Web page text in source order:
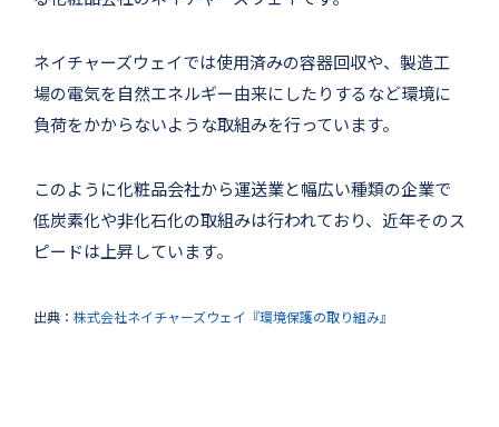
ネイチャーズウェイでは使用済みの容器回収や、製造工
場の電気を自然エネルギー由来にしたりするなど環境に
負荷をかからないような取組みを行っています。
このように化粧品会社から運送業と幅広い種類の企業で
低炭素化や非化石化の取組みは行われており、近年そのス
ピードは上昇しています。
出典： 株式会社ネイチャーズウェイ『環境保護の取り組み』